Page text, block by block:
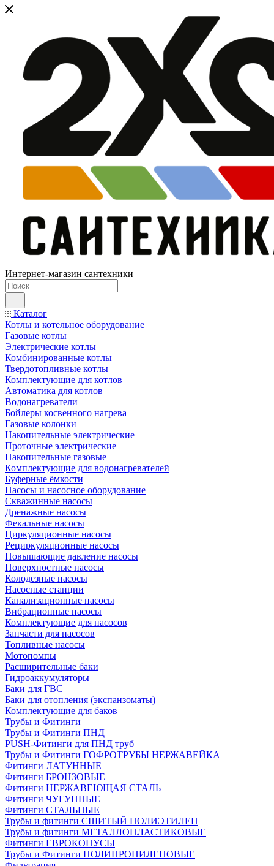
Интернет-магазин сантехники
Каталог
Котлы и котельное оборудование
Газовые котлы
Электрические котлы
Комбинированные котлы
Твердотопливные котлы
Комплектующие для котлов
Автоматика для котлов
Водонагреватели
Бойлеры косвенного нагрева
Газовые колонки
Накопительные электрические
Проточные электрические
Накопительные газовые
Комплектующие для водонагревателей
Буферные ёмкости
Насосы и насосное оборудование
Скважинные насосы
Дренажные насосы
Фекальные насосы
Циркуляционные насосы
Рециркуляционные насосы
Повышающие давление насосы
Поверхностные насосы
Колодезные насосы
Насосные станции
Канализационные насосы
Вибрационные насосы
Комплектующие для насосов
Запчасти для насосов
Топливные насосы
Мотопомпы
Расширительные баки
Гидроаккумуляторы
Баки для ГВС
Баки для отопления (экспанзоматы)
Комплектующие для баков
Трубы и Фитинги
Трубы и Фитинги ПНД
PUSH-Фитинги для ПНД труб
Трубы и Фитинги ГОФРОТРУБЫ НЕРЖАВЕЙКА
Фитинги ЛАТУННЫЕ
Фитинги БРОНЗОВЫЕ
Фитинги НЕРЖАВЕЮЩАЯ СТАЛЬ
Фитинги ЧУГУННЫЕ
Фитинги СТАЛЬНЫЕ
Трубы и фитинги СШИТЫЙ ПОЛИЭТИЛЕН
Трубы и фитинги МЕТАЛЛОПЛАСТИКОВЫЕ
Фитинги ЕВРОКОНУСЫ
Трубы и Фитинги ПОЛИПРОПИЛЕНОВЫЕ